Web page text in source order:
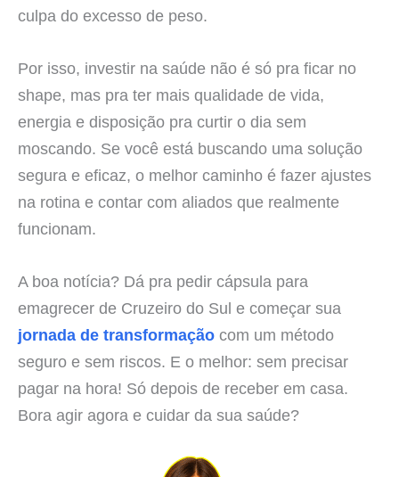
culpa do excesso de peso.
Por isso, investir na saúde não é só pra ficar no
shape, mas pra ter mais qualidade de vida,
energia e disposição pra curtir o dia sem
moscando. Se você está buscando uma solução
segura e eficaz, o melhor caminho é fazer ajustes
na rotina e contar com aliados que realmente
funcionam.
A boa notícia? Dá pra pedir cápsula para
emagrecer de Cruzeiro do Sul e começar sua
jornada de transformação com um método
seguro e sem riscos. E o melhor: sem precisar
pagar na hora! Só depois de receber em casa.
Bora agir agora e cuidar da sua saúde?